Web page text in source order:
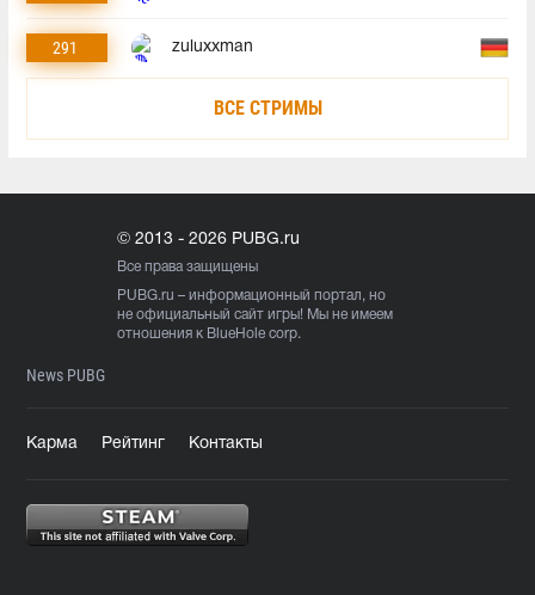
291 zuluxxman
ВСЕ СТРИМЫ
© 2013 - 2026 PUBG.ru
Все права защищены
PUBG.ru – информационный портал, но
не официальный сайт игры! Мы не имеем
отношения к BlueHole corp.
News PUBG
Карма Рейтинг Контакты